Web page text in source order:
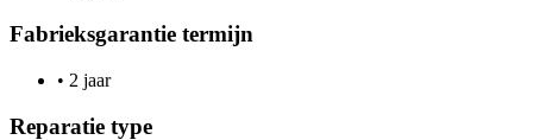
Fabrieksgarantie termijn
• 2 jaar
Reparatie type